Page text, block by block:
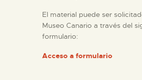
ESPAÑOL
El material puede ser
Museo Canario a través del
formulario:
Acceso a formulario